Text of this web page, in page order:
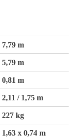
7,79 m
5,79 m
0,81 m
2,11 / 1,75 m
227 kg
1,63 x 0,74 m